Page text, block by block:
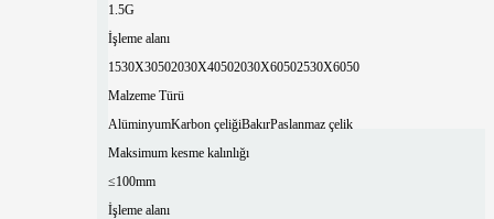
1.5G
İşleme alanı
1530X30502030X40502030X60502530X6050
Malzeme Türü
AlüminyumKarbon çeliğiBakırPaslanmaz çelik
Maksimum kesme kalınlığı
≤100mm
İşleme alanı